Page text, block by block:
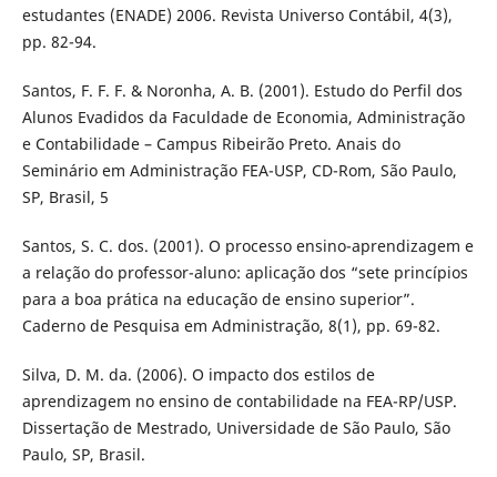
estudantes (ENADE) 2006. Revista Universo Contábil, 4(3),
pp. 82-94.
Santos, F. F. F. & Noronha, A. B. (2001). Estudo do Perfil dos
Alunos Evadidos da Faculdade de Economia, Administração
e Contabilidade – Campus Ribeirão Preto. Anais do
Seminário em Administração FEA-USP, CD-Rom, São Paulo,
SP, Brasil, 5
Santos, S. C. dos. (2001). O processo ensino-aprendizagem e
a relação do professor-aluno: aplicação dos “sete princípios
para a boa prática na educação de ensino superior”.
Caderno de Pesquisa em Administração, 8(1), pp. 69-82.
Silva, D. M. da. (2006). O impacto dos estilos de
aprendizagem no ensino de contabilidade na FEA-RP/USP.
Dissertação de Mestrado, Universidade de São Paulo, São
Paulo, SP, Brasil.